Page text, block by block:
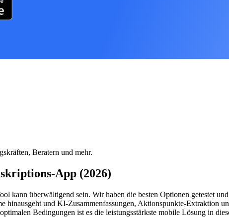
Beratern und mehr.
App (2026)
kann überwältigend sein. Wir haben die besten Optionen getestet
hinausgeht und KI-Zusammenfassungen, Aktionspunkte-Extraktion
Bedingungen ist es die leistungsstärkste mobile Lösung in